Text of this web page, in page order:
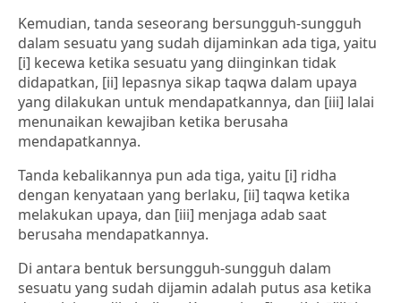
Kemudian, tanda seseorang bersungguh-sungguh
dalam sesuatu yang sudah dijaminkan ada tiga, yaitu
[i] kecewa ketika sesuatu yang diinginkan tidak
didapatkan, [ii] lepasnya sikap taqwa dalam upaya
yang dilakukan untuk mendapatkannya, dan [iii] lalai
menunaikan kewajiban ketika berusaha
mendapatkannya.
Tanda kebalikannya pun ada tiga, yaitu [i] ridha
dengan kenyataan yang berlaku, [ii] taqwa ketika
melakukan upaya, dan [iii] menjaga adab saat
berusaha mendapatkannya.
Di antara bentuk bersungguh-sungguh dalam
sesuatu yang sudah dijamin adalah putus asa ketika